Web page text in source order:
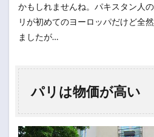
かもしれませんね。パキスタン人
リが初めてのヨーロッパだけど全
ましたが…
パリは物価が高い